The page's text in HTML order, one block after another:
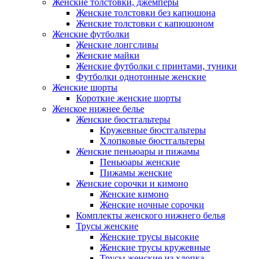
Женские толстовки, джемперы
Женские толстовки без капюшона
Женские толстовки с капюшоном
Женские футболки
Женские лонгсливы
Женские майки
Женские футболки с принтами, туники
Футболки однотонные женские
Женские шорты
Короткие женские шорты
Женское нижнее белье
Женские бюстгальтеры
Кружевные бюстгальтеры
Хлопковые бюстгальтеры
Женские пеньюары и пижамы
Пеньюары женские
Пижамы женские
Женские сорочки и кимоно
Женские кимоно
Женские ночные сорочки
Комплекты женского нижнего белья
Трусы женские
Женские трусы высокие
Женские трусы кружевные